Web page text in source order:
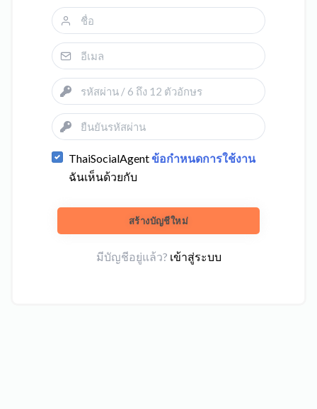
ThaiSocialAgentข้อกำหนดการใช้งาน
ฉันเห็นด้วยกับ
สร้างบัญชีใหม่
มีบัญชีอยู่แล้ว? เข้าสู่ระบบ